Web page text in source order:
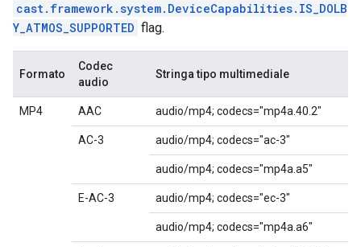
cast.framework.system.DeviceCapabilities.IS_DOLB
Y_ATMOS_SUPPORTED flag.
Formato
Codec
audio
Stringa tipo multimediale
MP4 AAC audio/mp4; codecs="mp4a.40.2"
AC-3 audio/mp4; codecs="ac-3"
audio/mp4; codecs="mp4a.a5"
E-AC-3 audio/mp4; codecs="ec-3"
audio/mp4; codecs="mp4a.a6"